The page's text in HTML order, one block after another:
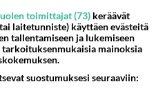
mutta työnteko on ihan eri
toimittajat (73) keräävät
laitetunniste) käyttäen evästeitä
tallentamiseen ja lukemiseen
mainoksia
suostumuksesi seuraaviin: